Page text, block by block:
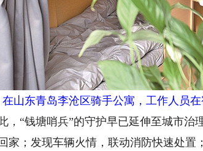
在山东青岛李沧区骑手公寓，工作人员
“钱塘哨兵”的守护早已延伸至城市治
家；发现车辆火情，联动消防快速处